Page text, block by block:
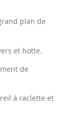
plan de
et hotte.
de
à raclette et